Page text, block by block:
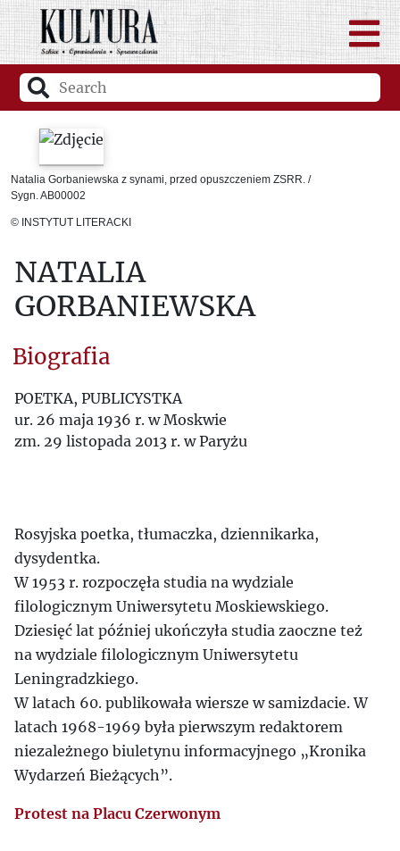
Natalia Gorbaniewska z synami, przed opuszczeniem ZSRR. /
Sygn. AB00002
© INSTYTUT LITERACKI
NATALIA
GORBANIEWSKA
Biografia
POETKA, PUBLICYSTKA
ur. 26 maja 1936 r. w Moskwie
zm. 29 listopada 2013 r. w Paryżu
Rosyjska poetka, tłumaczka, dziennikarka,
dysydentka.
W 1953 r. rozpoczęła studia na wydziale
filologicznym Uniwersytetu Moskiewskiego.
Dziesięć lat później ukończyła studia zaoczne też
na wydziale filologicznym Uniwersytetu
Leningradzkiego.
W latach 60. publikowała wiersze w samizdacie. W
latach 1968-1969 była pierwszym redaktorem
niezależnego biuletynu informacyjnego „Kronika
Wydarzeń Bieżących”.
Protest na Placu Czerwonym